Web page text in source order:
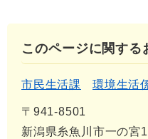
このページに関する
市民生活課 環境生活
〒941-8501
新潟県糸魚川市一の宮